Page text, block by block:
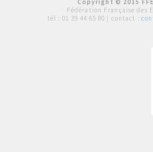
Copyright © 2015
Fédération Française des
tél : 01 39 44 65 80 | contact :